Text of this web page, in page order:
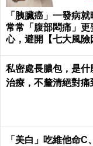
「胰臟癌」一發病就
常常「腹部悶痛」更
心，避開【七大風險
alth
私密處長膿包，是
治療，不釐清絕對
「美白」吃維他命